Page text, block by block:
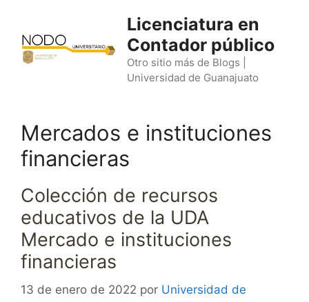
contenido
Licenciatura en
Contador público
Otro sitio más de Blogs |
Universidad de Guanajuato
Mercados e instituciones
financieras
Colección de recursos
educativos de la UDA
Mercado e instituciones
financieras
13 de enero de 2022 por Universidad de